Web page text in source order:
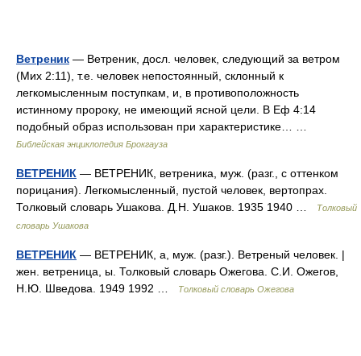
Ветреник — Ветреник, досл. человек, следующий за ветром
(Мих 2:11), т.е. человек непостоянный, склонный к
легкомысленным поступкам, и, в противоположность
истинному пророку, не имеющий ясной цели. В Еф 4:14
подобный образ использован при характеристике… …
Библейская энциклопедия Брокгауза
ВЕТРЕНИК — ВЕТРЕНИК, ветреника, муж. (разг., с оттенком
порицания). Легкомысленный, пустой человек, вертопрах.
Толковый словарь Ушакова. Д.Н. Ушаков. 1935 1940 …
Толковый
словарь Ушакова
ВЕТРЕНИК — ВЕТРЕНИК, а, муж. (разг.). Ветреный человек. |
жен. ветреница, ы. Толковый словарь Ожегова. С.И. Ожегов,
Н.Ю. Шведова. 1949 1992 …
Толковый словарь Ожегова